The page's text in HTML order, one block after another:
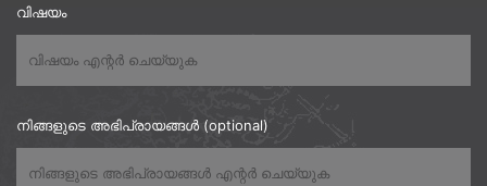
വിഷയം
നിങ്ങളുടെ അഭിപ്രായങ്ങൾ (optional)